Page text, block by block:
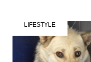
LIFESTYLE